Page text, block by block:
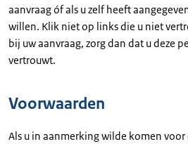
aanvraag óf als u zelf heeft
willen. Klik niet op links die u niet
bij uw aanvraag, zorg dan dat u deze
vertrouwt.
Voorwaarden
Als u in aanmerking wilde komen voor